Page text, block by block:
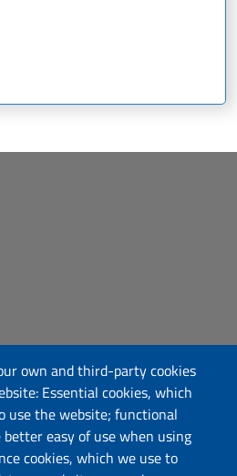
own and third-party cookies
Essential cookies, which
use the website; functional
easy of use when using
cookies, which we use to